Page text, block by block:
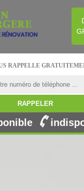
RAPPELLE